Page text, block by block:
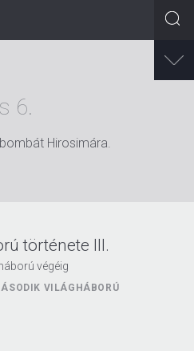
6.
Hirosimára.
története III.
végéig
VILÁGHÁBORÚ